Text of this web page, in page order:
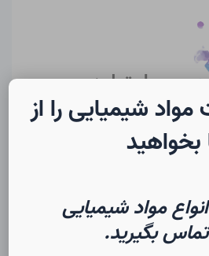
سایت لرن
شیمی
شیمی | فرهنگ لغت
شیمیایی را از
بخواهید
مواد شیمیایی
تماس بگیرید.